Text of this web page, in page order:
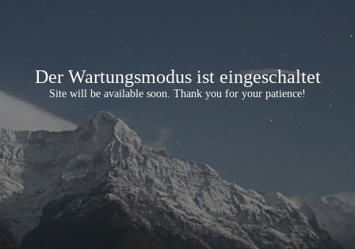
Der Wartungsmodus ist eingeschaltet
Site will be available soon. Thank you for your patience!